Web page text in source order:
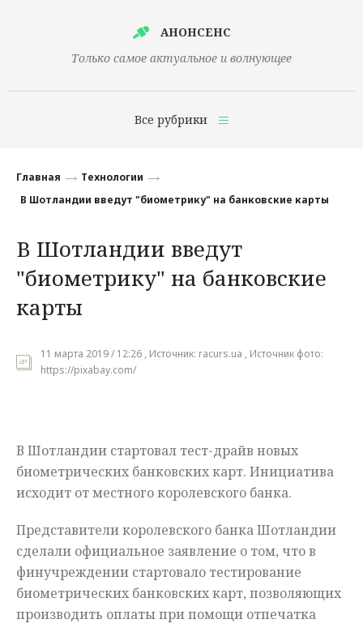
АНОНСЕНС
Только самое актуальное и волнующее
Все рубрики
Финансы
Наука
Культура
Общество
Политика
Главная
Технологии
В Шотландии введут "биометрику" на банковские карты
В Шотландии введут
"биометрику" на банковские
карты
11 марта 2019 / 12:26 , Источник: racurs.ua , Источник фото:
https://pixabay.com/
В Шотландии стартовал тест-драйв новых
биометрических банковских карт. Инициатива
исходит от местного королевского банка.
Представители королевского банка Шотландии
сделали официальное заявление о том, что в
финучреждении стартовало тестирование
биометрических банковских карт, позволяющих
производить оплаты при помощи отпечатка